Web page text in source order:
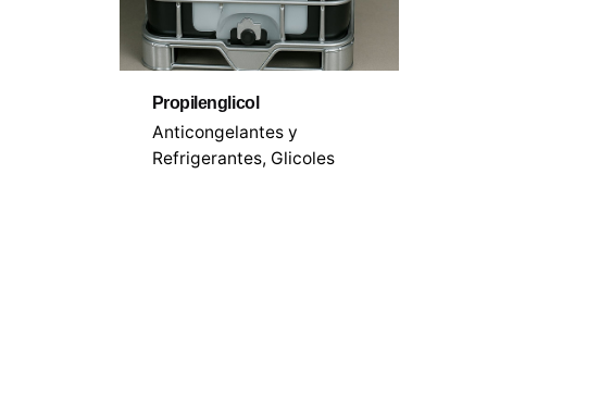
Propilenglicol
Anticongelantes y
Refrigerantes Glicoles